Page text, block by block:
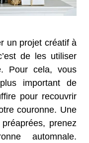
un projet créatif à
de les utiliser
Pour cela, vous
important de
pour recouvrir
couronne. Une
prenez
automnale.